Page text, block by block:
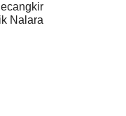
Nalara